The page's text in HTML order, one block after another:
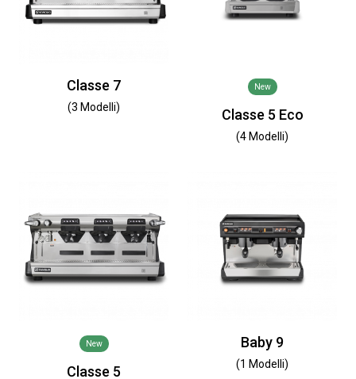
Classe 7
(3 Modelli)
New
Classe 5 Eco
(4 Modelli)
New
Classe 5
Baby 9
(1 Modelli)